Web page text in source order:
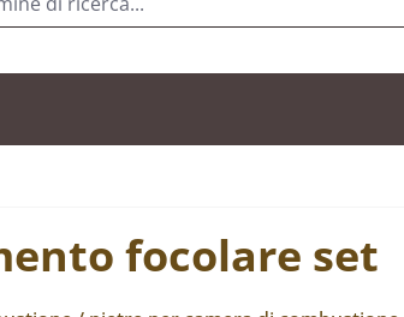
focolare set